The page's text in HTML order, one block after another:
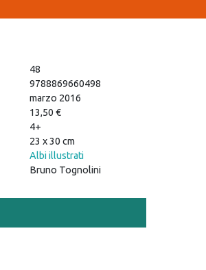
48
9788869660498
marzo 2016
13,50 €
4+
23 x 30 cm
Albi illustrati
Bruno Tognolini